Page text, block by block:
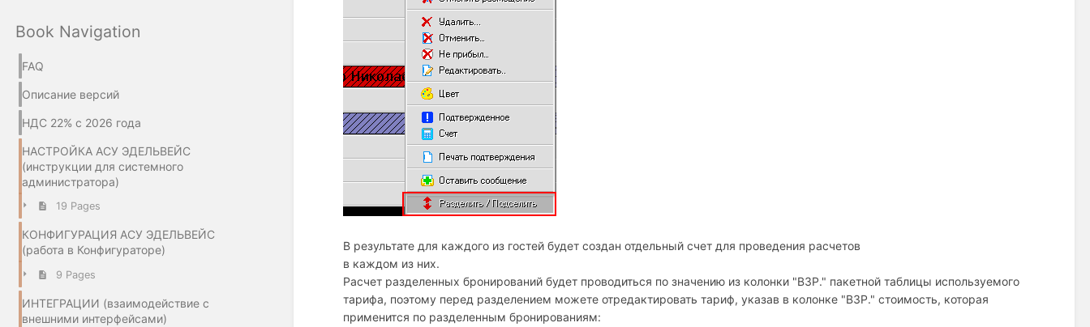
Book Navigation
FAQ
Описание версий
НДС 22% с 2026 года
НАСТРОЙКА АСУ ЭДЕЛЬВЕЙС
(инструкции для системного
администратора)
19 Pages
КОНФИГУРАЦИЯ АСУ ЭДЕЛЬВЕЙС
(работа в Конфигураторе)
9 Pages
ИНТЕГРАЦИИ (взаимодействие с
внешними интерфейсами)
В результате для каждого из гостей будет создан отдельный счет для проведения расчетов
в каждом из них.
Расчет разделенных бронирований будет проводиться по значению из колонки "ВЗР." пакетной таблицы используемого
тарифа, поэтому перед разделением можете отредактировать тариф, указав в колонке "ВЗР." стоимость, которая
применится по разделенным бронированиям: